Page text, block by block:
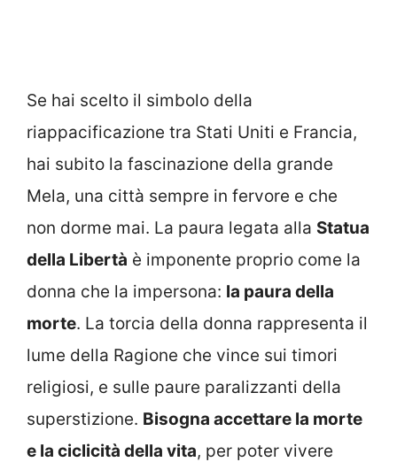
Se hai scelto il simbolo della
riappacificazione tra Stati Uniti e Francia,
hai subito la fascinazione della grande
Mela, una città sempre in fervore e che
non dorme mai. La paura legata alla Statua
della Libertà è imponente proprio come la
donna che la impersona: la paura della
morte. La torcia della donna rappresenta il
lume della Ragione che vince sui timori
religiosi, e sulle paure paralizzanti della
superstizione. Bisogna accettare la morte
e la ciclicità della vita, per poter vivere